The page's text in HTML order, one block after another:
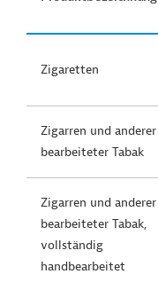
Zigaretten
Zigarren und anderer
bearbeiteter Tabak
Zigarren und anderer
bearbeiteter Tabak,
vollständig
handbearbeitet